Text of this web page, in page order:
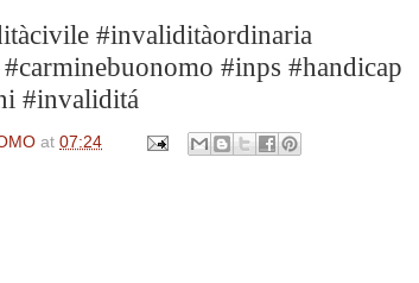
#invaliditàordinaria
#inps #handicap
#invaliditá
at 07:24